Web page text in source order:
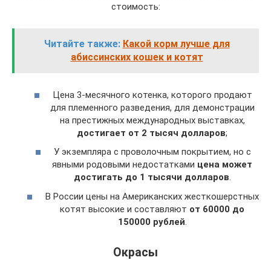
стоимость:
Читайте также: Какой корм лучше для
абиссинских кошек и котят
Цена 3-месячного котенка, которого продают
для племенного разведения, для демонстрации
на престижных международных выставках,
достигает от 2 тысяч долларов;
У экземпляра с проволочным покрытием, но с
явными родовыми недостатками цена может
достигать до 1 тысячи долларов.
В России цены на Американских жесткошерстных
котят высокие и составляют от 60000 до
150000 рублей
Окрасы